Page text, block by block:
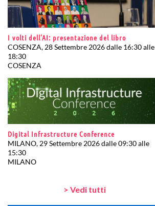
I volti dell’AI: presentazione del libro
COSENZA, 28 Settembre 2026 dalle 16:30 alle
18:30
COSENZA
Digital Infrastructure Conference
MILANO, 29 Settembre 2026 dalle 09:30 alle
15:30
MILANO
> Vedi tutti